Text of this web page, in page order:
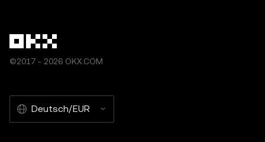
©2017 - 2026 OKX.COM
Deutsch/EUR